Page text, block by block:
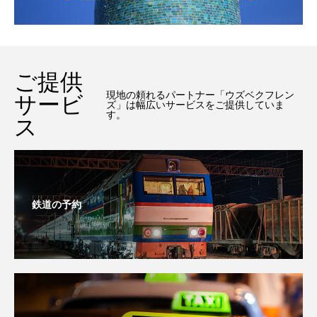
ご提供
サービ
ス
現地の頼れるパートナー「ウズベクフレン
ズ」は幅広いサービスをご提供していま
す。
鉄道の予約